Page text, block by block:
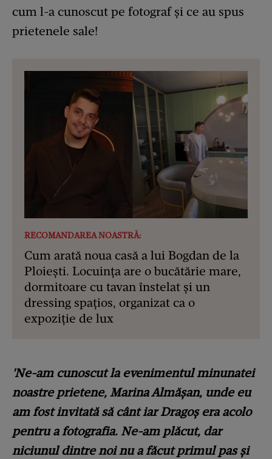
cum l-a cunoscut pe fotograf și ce au spus
prietenele sale!
RECOMANDAREA NOASTRĂ:
Cum arată noua casă a lui Bogdan de la
Ploiești. Locuința are o bucătărie mare,
dormitoare cu tavan înstelat și un
dressing spațios, organizat ca o
expoziție de lux
'Ne-am cunoscut la evenimentul minunatei
noastre prietene, Marina Almășan, unde eu
am fost invitată să cânt iar Dragoș era acolo
pentru a fotografia. Ne-am plăcut, dar
niciunul dintre noi nu a făcut primul pas și